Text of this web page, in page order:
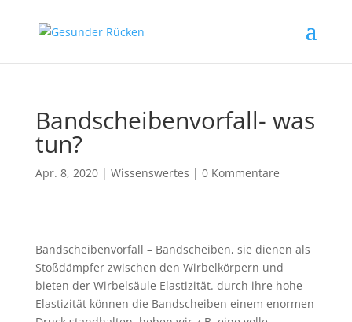
Bandscheibenvorfall- was
tun?
Apr. 8, 2020| Wissenswertes | 0 Kommentare
Bandscheibenvorfall – Bandscheiben, sie dienen als
Stoßdämpfer zwischen den Wirbelkörpern und
bieten der Wirbelsäule Elastizität. durch ihre hohe
Elastizität können die Bandscheiben einem enormen